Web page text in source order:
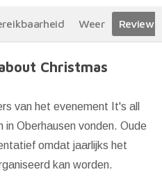
Weer Reviews
Christmas
van het evenement It's all
Oberhausen vonden. Oude
omdat jaarlijks het
kan worden.